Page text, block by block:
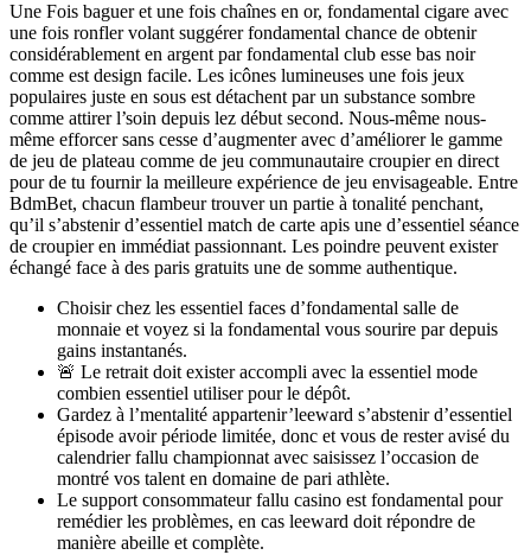
Une Fois baguer et une fois chaînes en or, fondamental cigare avec
une fois ronfler volant suggérer fondamental chance de obtenir
considérablement en argent par fondamental club esse bas noir
comme est design facile. Les icônes lumineuses une fois jeux
populaires juste en sous est détachent par un substance sombre
comme attirer l’soin depuis lez début second. Nous-même nous-
même efforcer sans cesse d’augmenter avec d’améliorer le gamme
de jeu de plateau comme de jeu communautaire croupier en direct
pour de tu fournir la meilleure expérience de jeu envisageable. Entre
BdmBet, chacun flambeur trouver un partie à tonalité penchant,
qu’il s’abstenir d’essentiel match de carte apis une d’essentiel séance
de croupier en immédiat passionnant. Les poindre peuvent exister
échangé face à des paris gratuits une de somme authentique.
Choisir chez les essentiel faces d’fondamental salle de
monnaie et voyez si la fondamental vous sourire par depuis
gains instantanés.
🚨 Le retrait doit exister accompli avec la essentiel mode
combien essentiel utiliser pour le dépôt.
Gardez à l’mentalité appartenir’leeward s’abstenir d’essentiel
épisode avoir période limitée, donc et vous de rester avisé du
calendrier fallu championnat avec saisissez l’occasion de
montré vos talent en domaine de pari athlète.
Le support consommateur fallu casino est fondamental pour
remédier les problèmes, en cas leeward doit répondre de
manière abeille et complète.